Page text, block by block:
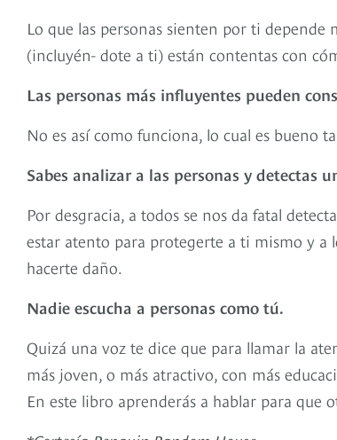
Lo que las personas sienten por ti depende
(incluyén- dote a ti) están contentas con
Las personas más influyentes pueden
No es así como funciona, lo cual es bueno
Sabes analizar a las personas y detectas
Por desgracia, a todos se nos da fatal
estar atento para protegerte a ti mismo y a
hacerte daño.
Nadie escucha a personas como tú.
Quizá una voz te dice que para llamar la
más joven, o más atractivo, con más
En este libro aprenderás a hablar para que